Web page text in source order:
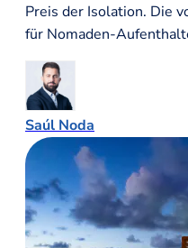
Preis der Isolation. Die
für Nomaden-
Saúl Noda